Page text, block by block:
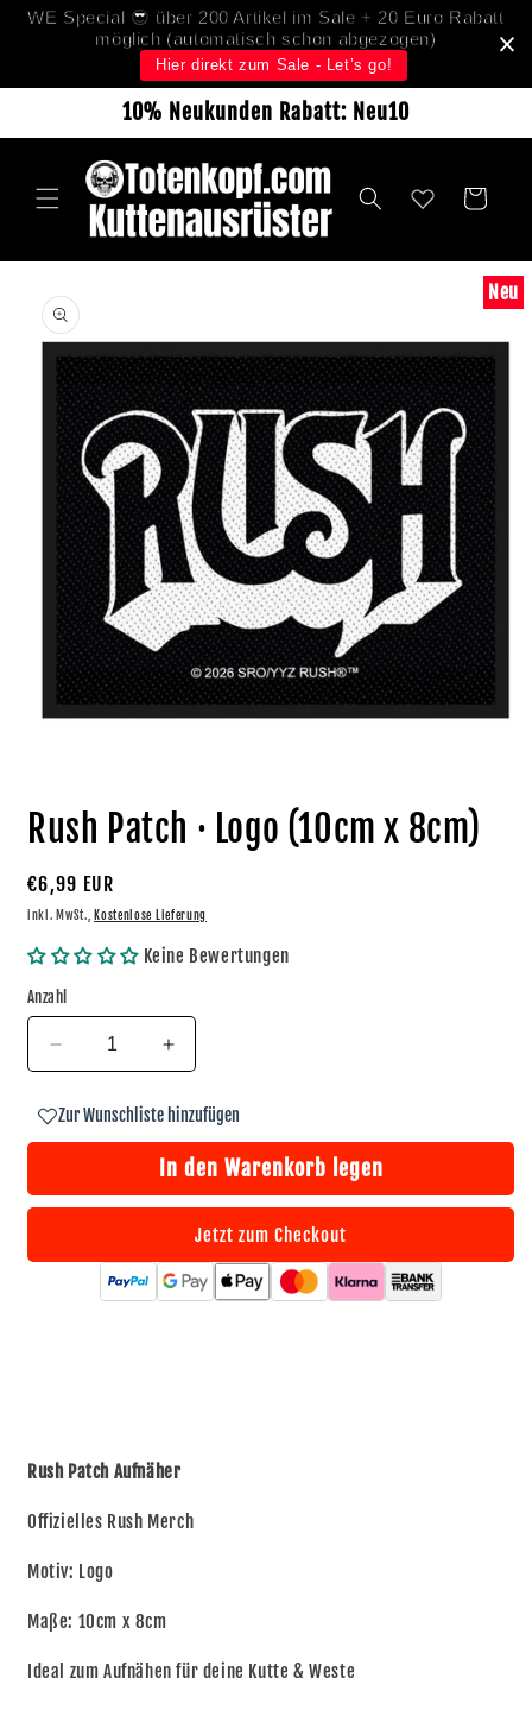
WE Special 😎 über 200 Artikel im Sale + 20 Euro Rabatt
möglich (automatisch schon abgezogen)
Hier direkt zum Sale - Let’s go!
zum
10% Neukunden Rabatt: Neu10
Warenkorb
in
Modal
Neu
Rush Patch · Logo (10cm x 8cm)
Normaler
Preis
€6,99 EUR
inkl. MwSt., Kostenlose Lieferung
Keine Bewertungen
Anzahl
Verringere
die
Menge
für
·
8cm)
Erhöhe
die
Menge
für
Rush
Patch
·
Logo
x
8cm)
Zur Wunschliste hinzufügen
In den Warenkorb legen
Jetzt zum Checkout
Rush Patch Aufnäher
Offizielles Rush Merch
Motiv: Logo
Maße: 10cm x 8cm
Ideal zum Aufnähen für deine Kutte & Weste